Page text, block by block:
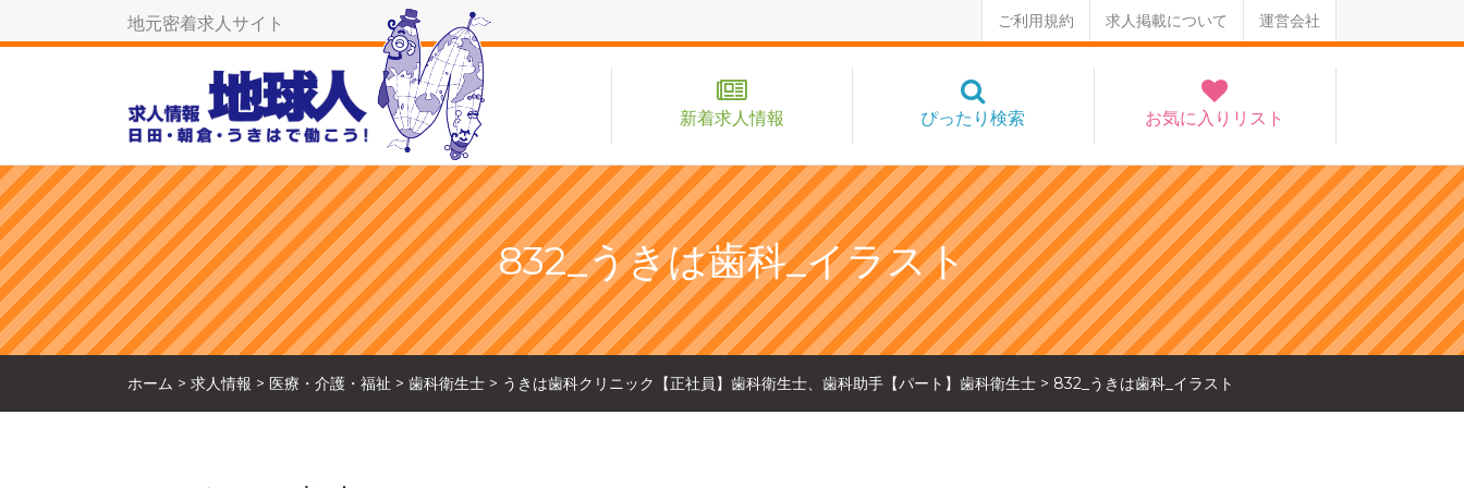
地元密着求人サイト ご利用規約 求人掲載について 運営会社
新着求人情報 ぴったり検索 お気に入りリスト
832_うきは歯科_イラスト
ホーム > 求人情報 > 医療・介護・福祉 > 歯科衛生士 > うきは歯科クリニック【正社員】歯科衛生士、歯科助手【パート】歯科衛生士 > 832_うきは歯科_イラスト